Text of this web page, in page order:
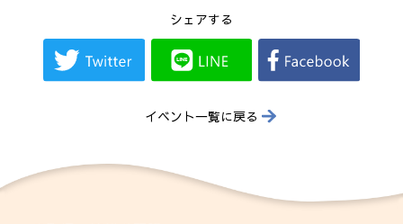
シェアする
イベント一覧に戻る